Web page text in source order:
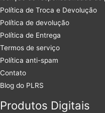
Política de Troca e Devolução
Política de devolução
Política de Entrega
Termos de serviço
Política anti-spam
Contato
Blog do PLRS
Produtos Digitais